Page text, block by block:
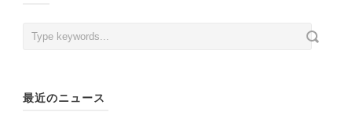
最近のニュース